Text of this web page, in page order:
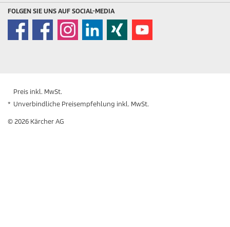
FOLGEN SIE UNS AUF SOCIAL-MEDIA
Preis inkl. MwSt.
* Unverbindliche Preisempfehlung inkl. MwSt.
© 2026 Kärcher AG